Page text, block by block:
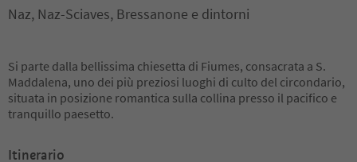
Naz, Naz-Sciaves, Bressanone e dintorni
Si parte dalla bellissima chiesetta di Fiumes, consacrata a S.
Maddalena, uno dei più preziosi luoghi di culto del circondario,
situata in posizione romantica sulla collina presso il pacifico e
tranquillo paesetto.
Itinerario